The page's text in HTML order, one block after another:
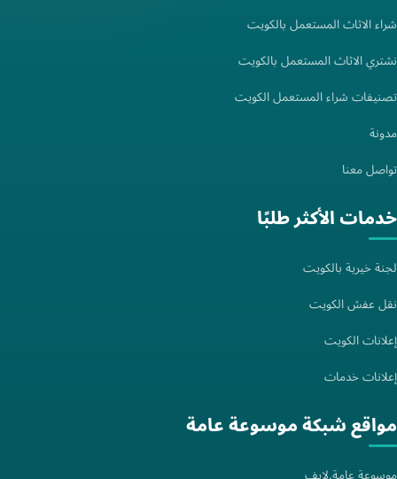
شراء الاثاث المستعمل بالكويت
نشتري الاثاث المستعمل بالكويت
تصنيفات شراء المستعمل الكويت
مدونة
تواصل معنا
خدمات الأكثر طلبًا
لجنة خيرية بالكويت
نقل عفش الكويت
إعلانات الكويت
إعلانات خدمات
مواقع شبكة موسوعة عامة